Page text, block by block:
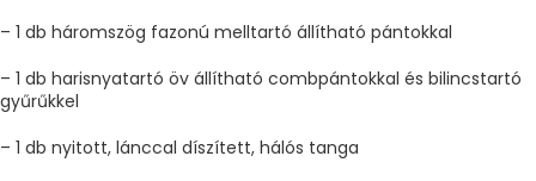
– 1 db háromszög fazonú melltartó állítható pántokkal
– 1 db harisnyatartó öv állítható combpántokkal és bilincstartó
gyűrűkkel
– 1 db nyitott, lánccal díszített, hálós tanga